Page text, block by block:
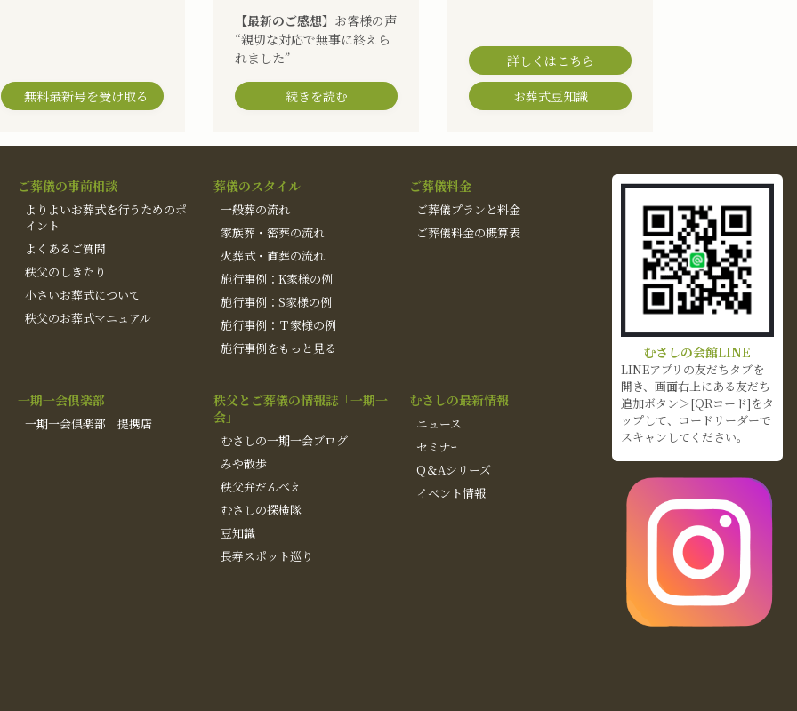
無料最新号を受け取る
【最新のご感想】 お客様の声
“親切な対応で無事に終えら
れました”
続きを読む
詳しくはこちら
お葬式豆知識
ご葬儀の事前相談
よりよいお葬式を行うためのポ
イント
よくあるご質問
秩父のしきたり
小さいお葬式について
秩父のお葬式マニュアル
葬儀のスタイル
一般葬の流れ
家族葬・密葬の流れ
火葬式・直葬の流れ
施行事例：K家様の例
施行事例：S家様の例
施行事例：Ｔ家様の例
施行事例をもっと見る
ご葬儀料金
ご葬儀プランと料金
ご葬儀料金の概算表
一期一会倶楽部
一期一会倶楽部 提携店
秩父とご葬儀の情報誌「一期一
会」
むさしの一期一会ブログ
みや散歩
秩父弁だんべえ
むさしの探検隊
豆知識
長寿スポット巡り
むさしの最新情報
ニュース
セミナｰ
Q＆Aシリーズ
イベント情報
むさしの会館LINE
LINEアプリの友だちタブを
開き、画面右上にある友だち
追加ボタン＞[QRコード]をタ
ップして、コードリーダーで
スキャンしてください。